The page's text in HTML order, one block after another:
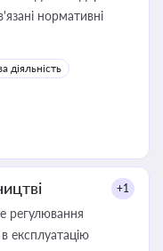
нормативні
діяльність
+1
регулювання
експлуатацію